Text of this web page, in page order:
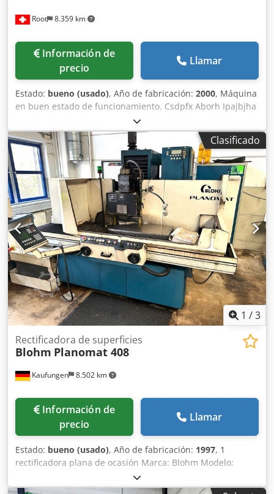
Root 8.359 km
Información de
precio
Llamar
Estado: bueno (usado), Año de fabricación: 2000, Máquina
en buen estado de funcionamiento. Csdpfx Aborh Ipajbjha
Clasificado
1 /3
Kaufungen 8.502 km
Rectificadora de superficies
Blohm Planomat 408
Información de
precio
Llamar
Estado: bueno (usado), Año de fabricación: 1997, 1
rectificadora plana de ocasión Marca: Blohm Modelo:
Planomat 408 Año de fabricación: 1997 Datos técnicos:
Longitud de rectificado: 800 mm Ancho de rectificado: 400